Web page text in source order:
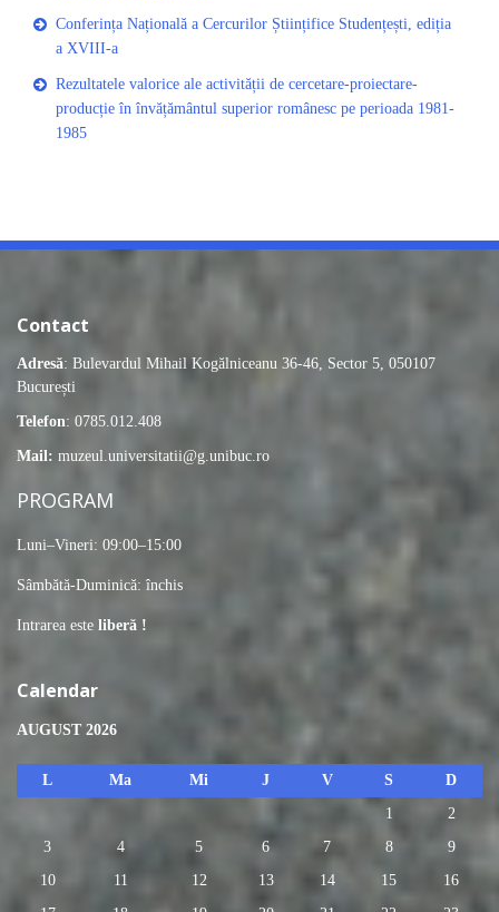
Conferința Națională a Cercurilor Științifice Studențești, ediția
a XVIII-a
Rezultatele valorice ale activității de cercetare-proiectare-
producție în învățământul superior românesc pe perioada 1981-
1985
Contact
Adresă: Bulevardul Mihail Kogălniceanu 36-46, Sector 5, 050107
București
Telefon: 0785.012.408
Mail: muzeul.universitatii@g.unibuc.ro
PROGRAM
Luni–Vineri: 09:00–15:00
Sâmbătă-Duminică: închis
Intrarea este liberă !
Calendar
AUGUST 2026
L Ma Mi J V S
D
1
2
3
4 5 6 7 8
9
10
11 12 13 14 15
16